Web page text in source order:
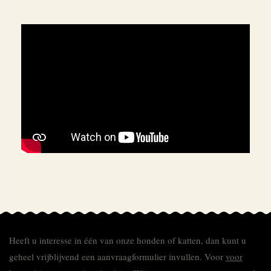
Heeft u interesse in één van onze honden of katten, dan kunt u
geheel vrijblijvend een aanvraagformulier invullen. Voor voor